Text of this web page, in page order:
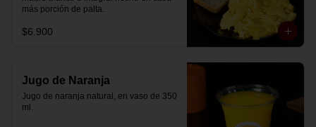
más porción de palta.
$6.900
Jugo de Naranja
Jugo de naranja natural, en vaso de 350
ml.